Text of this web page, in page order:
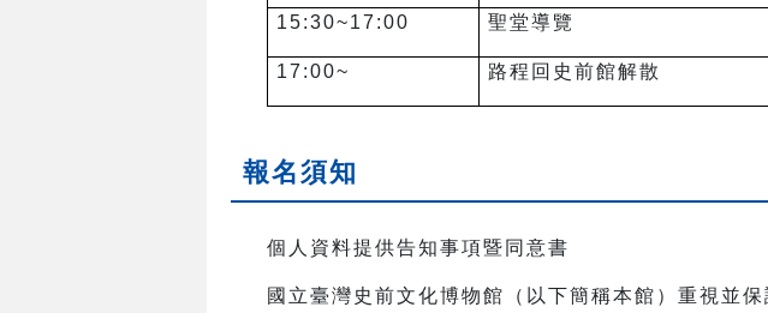
15:30~17:00 聖堂導覽
17:00~ 路程回史前館解散
報名須知
個人資料提供告知事項暨同意書
國立臺灣史前文化博物館（以下簡稱本館）重視並